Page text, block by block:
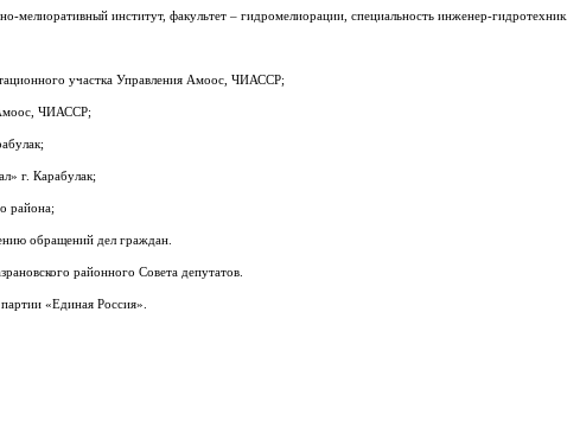
мелиоративный институт, факультет – гидромелиорации, специальность инженер-гидротехник.
участка Управления Амоос, ЧИАССР;
ЧИАССР;
г. Карабулак;
района;
обращений дел граждан.
районного Совета депутатов.
«Единая Россия».